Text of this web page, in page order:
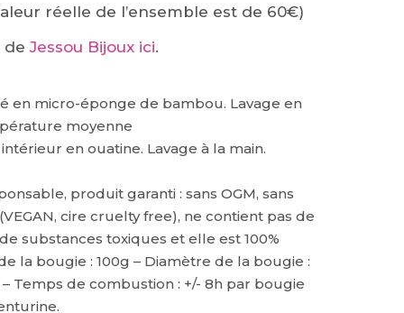
réelle de l’ensemble est de 60€)
deJessou Bijoux ici.
en micro-éponge de bambou. Lavage en
moyenne
en ouatine. Lavage à la main.
produit garanti : sans OGM, sans
cire cruelty free), ne contient pas de
substances toxiques et elle est 100%
la bougie : 100g – Diamètre de la bougie :
Temps de combustion : +/- 8h par bougie